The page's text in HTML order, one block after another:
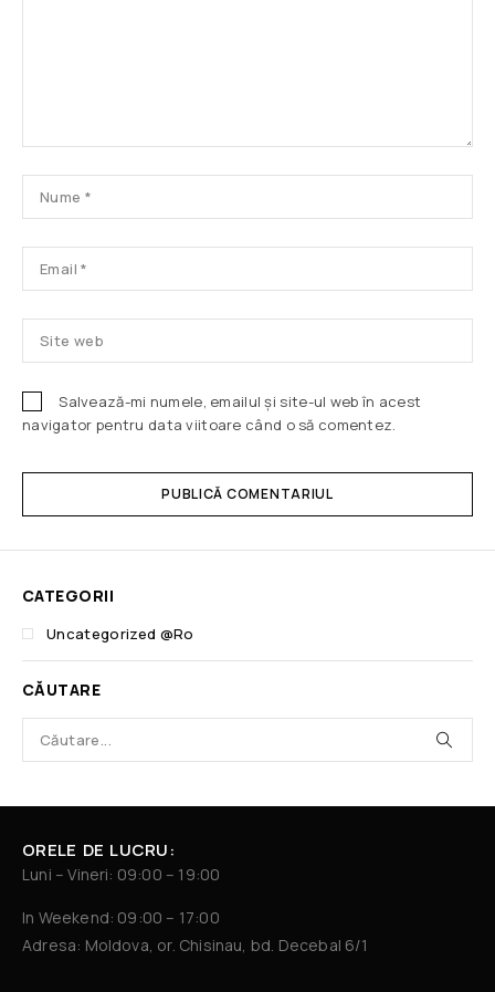
Salvează-mi numele, emailul și site-ul web în acest
navigator pentru data viitoare când o să comentez.
PUBLICĂ COMENTARIUL
CATEGORII
Uncategorized @ro
CĂUTARE
ORELE DE LUCRU:
Luni – Vineri: 09:00 – 19:00
In Weekend: 09:00 – 17:00
Adresa: Moldova, or. Chisinau, bd. Decebal 6/1